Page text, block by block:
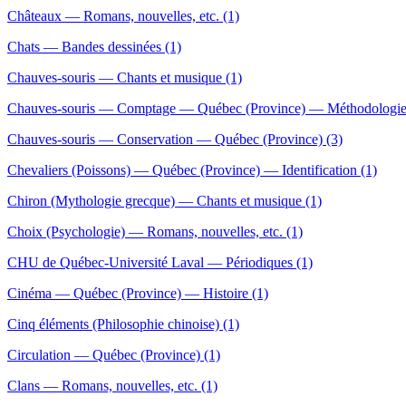
Châteaux — Romans, nouvelles, etc. (1)
Chats — Bandes dessinées (1)
Chauves-souris — Chants et musique (1)
Chauves-souris — Comptage — Québec (Province) —
Chauves-souris — Conservation — Québec (Province) (3)
Chevaliers (Poissons) — Québec (Province) — Identification (1)
Chiron (Mythologie grecque) — Chants et musique (1)
Choix (Psychologie) — Romans, nouvelles, etc. (1)
CHU de Québec-Université Laval — Périodiques (1)
Cinéma — Québec (Province) — Histoire (1)
Cinq éléments (Philosophie chinoise) (1)
Circulation — Québec (Province) (1)
Clans — Romans, nouvelles, etc. (1)